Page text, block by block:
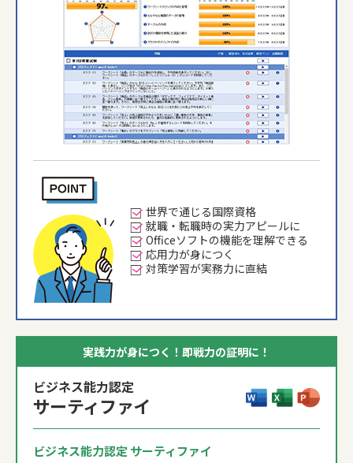
世界で通じる国際資格
就職・転職時の実力アピールに
Officeソフトの機能を理解できる
応用力が身につく
対策学習が実務力に直結
実践力が身につく！即戦力の証明に！
ビジネス能力認定
サーティファイ
ビジネス能力認定 サーティファイ